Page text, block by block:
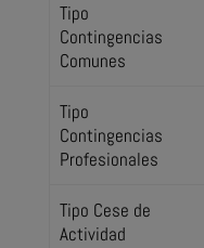
Tipo
Contingencias
Comunes
Tipo
Contingencias
Profesionales
Tipo Cese de
Actividad